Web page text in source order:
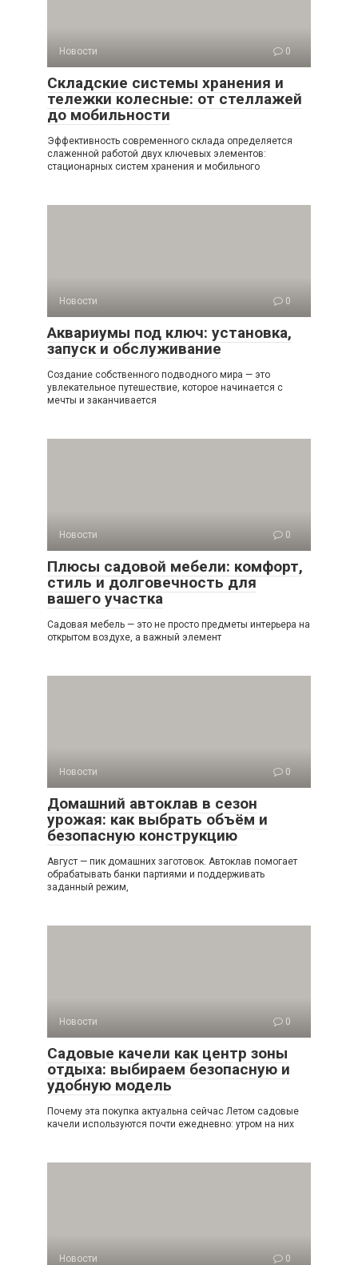
Новости 0
Складские системы хранения и
тележки колесные: от стеллажей
до мобильности
Эффективность современного склада определяется
слаженной работой двух ключевых элементов:
стационарных систем хранения и мобильного
Новости 0
Аквариумы под ключ: установка,
запуск и обслуживание
Создание собственного подводного мира — это
увлекательное путешествие, которое начинается с
мечты и заканчивается
Новости 0
Плюсы садовой мебели: комфорт,
стиль и долговечность для
вашего участка
Садовая мебель — это не просто предметы интерьера на
открытом воздухе, а важный элемент
Новости 0
Домашний автоклав в сезон
урожая: как выбрать объём и
безопасную конструкцию
Август — пик домашних заготовок. Автоклав помогает
обрабатывать банки партиями и поддерживать
заданный режим,
Новости 0
Садовые качели как центр зоны
отдыха: выбираем безопасную и
удобную модель
Почему эта покупка актуальна сейчас Летом садовые
качели используются почти ежедневно: утром на них
Новости 0